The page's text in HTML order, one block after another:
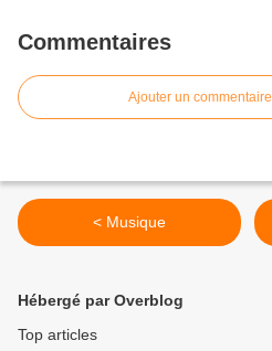
Commentaires
Ajouter un commentaire
< Musique
Hébergé par Overblog
Top articles